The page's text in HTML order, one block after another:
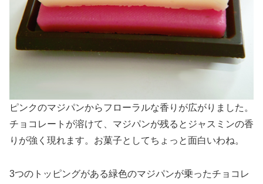
ピンクのマジパンからフローラルな香りが広がりました。
チョコレートが溶けて、マジパンが残るとジャスミンの香
りが強く現れます。お菓子としてちょっと面白いわね。
3つのトッピングがある緑色のマジパンが乗ったチョコレ